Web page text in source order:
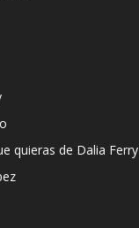
quieras de Dalia Ferry